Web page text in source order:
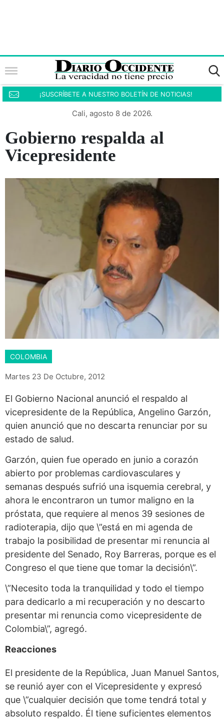
¡SUSCRÍBETE A NUESTRO BOLETÍN DE NOTICIAS!
Cali, agosto 8 de 2026.
Gobierno respalda al
Vicepresidente
COLOMBIA
Martes 23 De Octubre, 2012
El Gobierno Nacional anunció el respaldo al
vicepresidente de la República, Angelino Garzón,
quien anunció que no descarta renunciar por su
estado de salud.
Garzón, quien fue operado en junio a corazón
abierto por problemas cardiovasculares y
semanas después sufrió una isquemia cerebral, y
ahora le encontraron un tumor maligno en la
próstata, que requiere al menos 39 sesiones de
radioterapia, dijo que \”está en mi agenda de
trabajo la posibilidad de presentar mi renuncia al
presidente del Senado, Roy Barreras, porque es el
Congreso el que tiene que tomar la decisión\”.
\”Necesito toda la tranquilidad y todo el tiempo
para dedicarlo a mi recuperación y no descarto
presentar mi renuncia como vicepresidente de
Colombia\”, agregó.
Reacciones
El presidente de la República, Juan Manuel Santos,
se reunió ayer con el Vicepresidente y expresó
que \”cualquier decisión que tome tendrá total y
absoluto respaldo. Él tiene suficientes elementos